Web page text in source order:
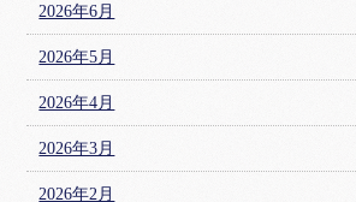
2026年6月
2026年5月
2026年4月
2026年3月
2026年2月